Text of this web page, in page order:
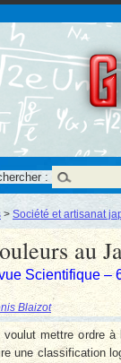
:
> Société et artisanat
au
Scientifique –
Blaizot
voulut mettre ordre
une classification